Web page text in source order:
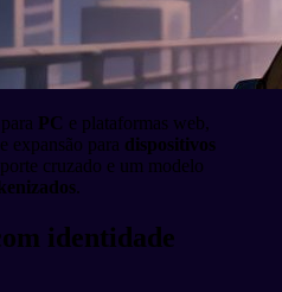
PC e plataformas web,
expansão para dispositivos
cruzado e um modelo
.
identidade